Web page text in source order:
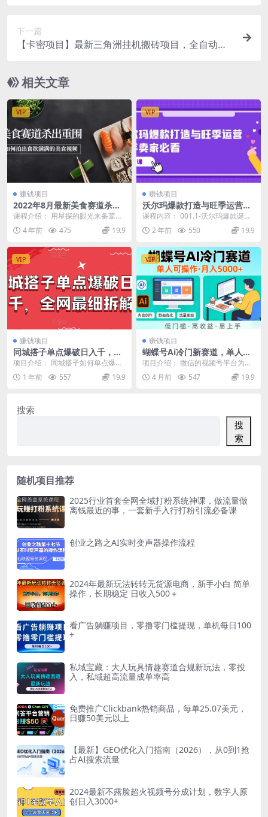
下一篇
【卡密项目】最新三角洲挂机搬砖项目，全自动挂
相关文章
VIP
赚钱项目
2022年8月最新美食赛道杀出
重围，如何拍出食欲满满的美
课程介绍： 用星探的眼光来备菜
——食材准备 ·视频拍摄准备食材，
和平时备菜有何...
4 年前 475 19.9
VIP
赚钱项目
沃尔玛爆款打造与旺季运营，
新手卖家必看（11节视频课）
课程内容： 001.1-沃尔玛爆款诞生
路径解析,mp4 002.2-沃尔玛运营
实...2 年前 550 19.9
VIP
赚钱项目
同城搭子单点爆破日入千，全
网最细拆解
项目介绍： 同城搭子如何单点爆破
搭子群19.9日入千，搭子组局月入
万。如今国内的...
1 年前 557 19.9
VIP
赚钱项目
蝴蝶号Ai冷门新赛道，单人可
操作，稳定月入5k＋
项目介绍： 微信的视频号平台为了
抢夺流量市场，视频号的休闲小游
戏领域推出了Ai托...
4 月前 547 19.9
搜索
搜
索
随机项目推荐
2025行业首套全网全域打粉系统神课，做流量做
离钱最近的事，一套新手入行打粉引流必备课
创业之路之AI实时变声器操作流程
2024年最新玩法转转无货源电商，新手小白 简单
操作，长期稳定 日收入500＋
看广告躺赚项目，零撸零门槛提现，单机每日100
+
私域宝藏：大人玩具情趣赛道合规新玩法，零投
入，私域超高流量成单率高
免费推广Clickbank热销商品，每单25.07美元，
日赚50美元以上
【最新】GEO优化入门指南（2026），从0到1抢
占AI搜索流量
2024最新不露脸超火视频号分成计划，数字人原
创日入3000+